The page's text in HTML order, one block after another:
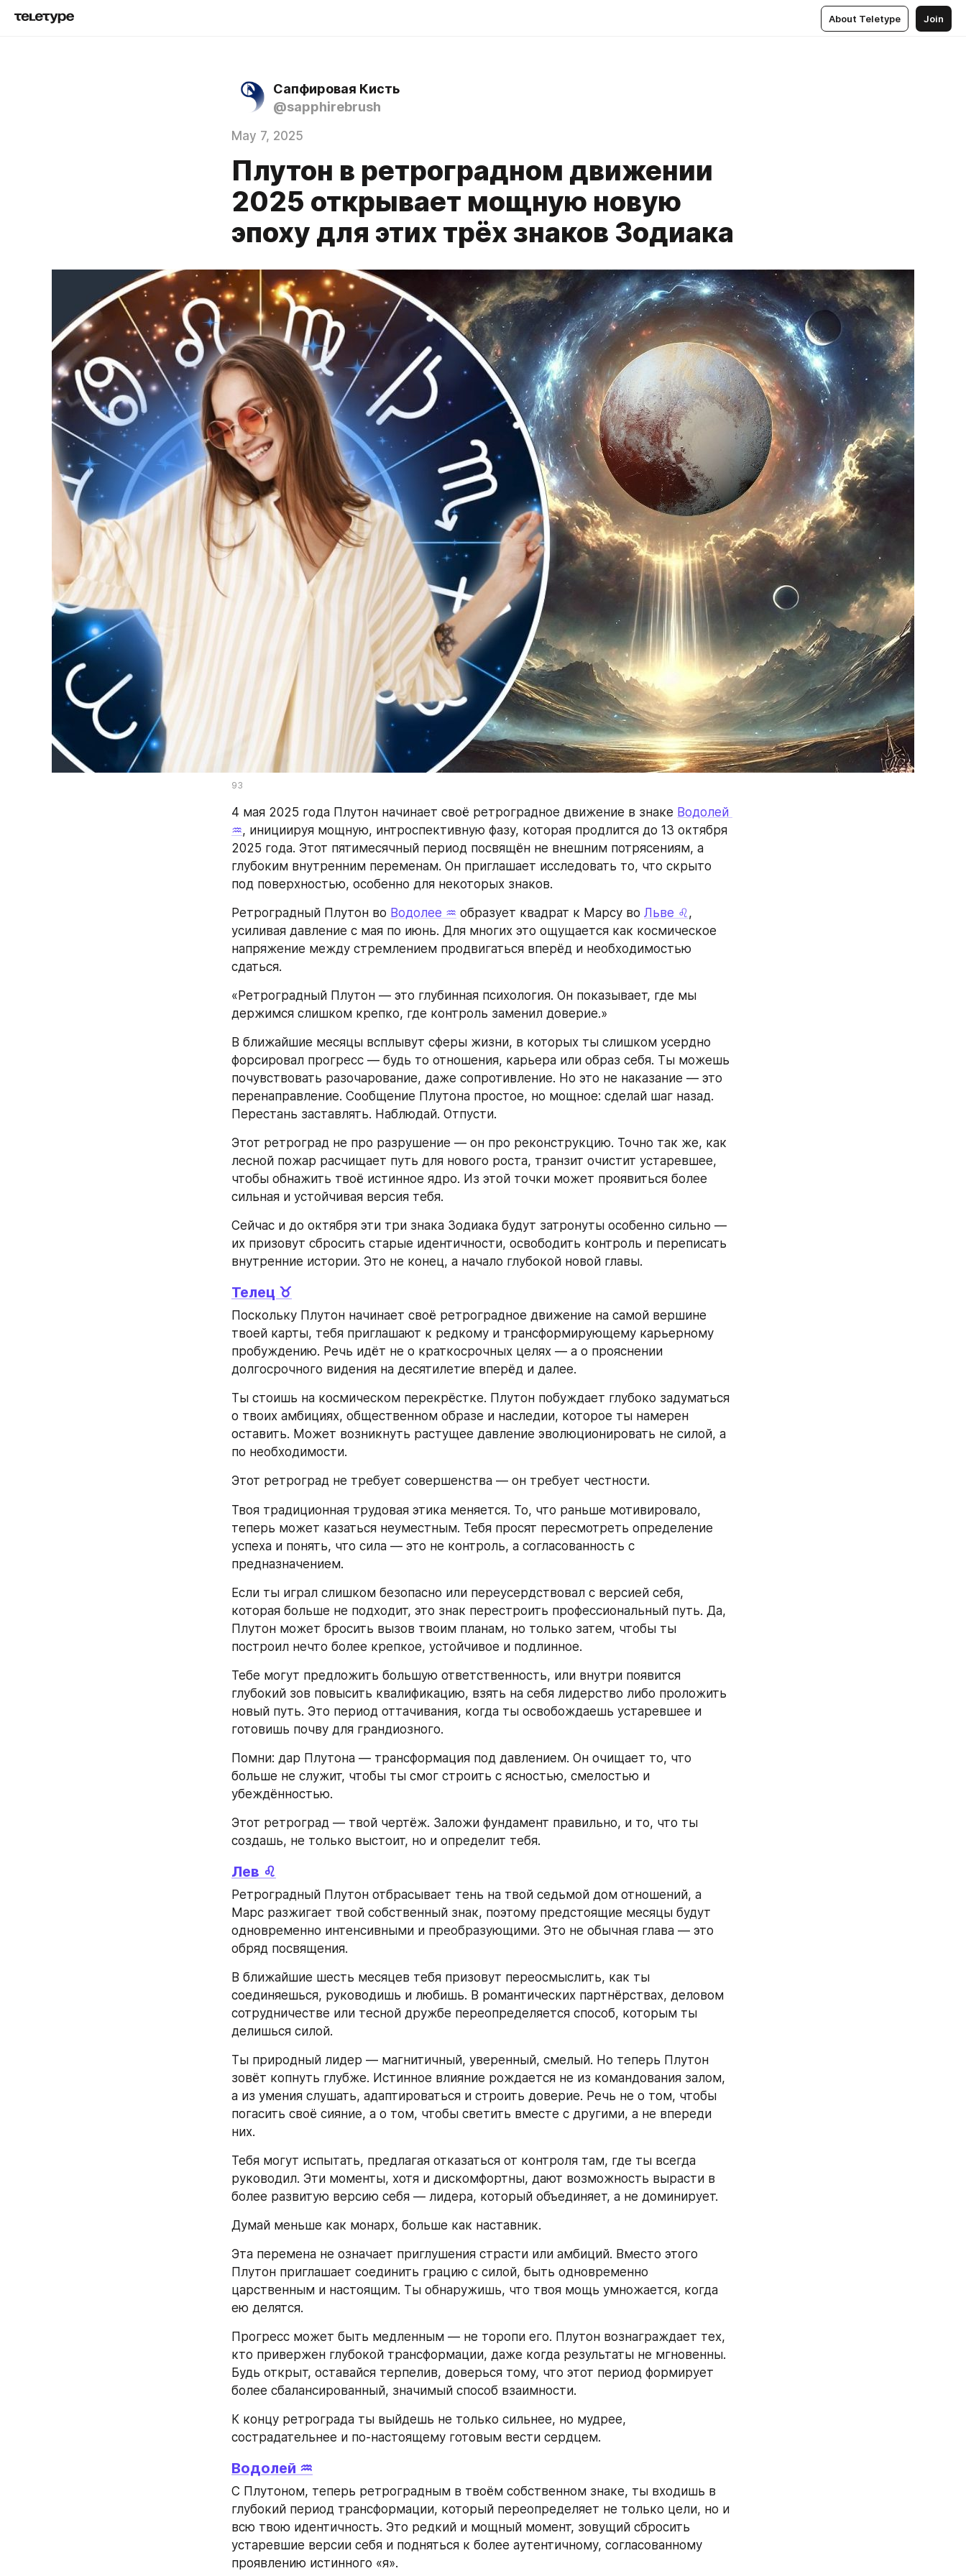
About Teletype Join
Сапфировая Кисть
@sapphirebrush
May 7, 2025
Плутон в ретроградном движении
2025 открывает мощную новую
эпоху для этих трёх знаков Зодиака
93
4 мая 2025 года Плутон начинает своё ретроградное движение в знаке Водолей
♒, инициируя мощную, интроспективную фазу, которая продлится до 13 октября
2025 года. Этот пятимесячный период посвящён не внешним потрясениям, а
глубоким внутренним переменам. Он приглашает исследовать то, что скрыто
под поверхностью, особенно для некоторых знаков.
Ретроградный Плутон во Водолее ♒ образует квадрат к Марсу во Льве ♌,
усиливая давление с мая по июнь. Для многих это ощущается как космическое
напряжение между стремлением продвигаться вперёд и необходимостью
сдаться.
«Ретроградный Плутон — это глубинная психология. Он показывает, где мы
держимся слишком крепко, где контроль заменил доверие.»
В ближайшие месяцы всплывут сферы жизни, в которых ты слишком усердно
форсировал прогресс — будь то отношения, карьера или образ себя. Ты можешь
почувствовать разочарование, даже сопротивление. Но это не наказание — это
перенаправление. Сообщение Плутона простое, но мощное: сделай шаг назад.
Перестань заставлять. Наблюдай. Отпусти.
Этот ретроград не про разрушение — он про реконструкцию. Точно так же, как
лесной пожар расчищает путь для нового роста, транзит очистит устаревшее,
чтобы обнажить твоё истинное ядро. Из этой точки может проявиться более
сильная и устойчивая версия тебя.
Сейчас и до октября эти три знака Зодиака будут затронуты особенно сильно —
их призовут сбросить старые идентичности, освободить контроль и переписать
внутренние истории. Это не конец, а начало глубокой новой главы.
Телец ♉
Поскольку Плутон начинает своё ретроградное движение на самой вершине
твоей карты, тебя приглашают к редкому и трансформирующему карьерному
пробуждению. Речь идёт не о краткосрочных целях — а о прояснении
долгосрочного видения на десятилетие вперёд и далее.
Ты стоишь на космическом перекрёстке. Плутон побуждает глубоко задуматься
о твоих амбициях, общественном образе и наследии, которое ты намерен
оставить. Может возникнуть растущее давление эволюционировать не силой, а
по необходимости.
Этот ретроград не требует совершенства — он требует честности.
Твоя традиционная трудовая этика меняется. То, что раньше мотивировало,
теперь может казаться неуместным. Тебя просят пересмотреть определение
успеха и понять, что сила — это не контроль, а согласованность с
предназначением.
Если ты играл слишком безопасно или переусердствовал с версией себя,
которая больше не подходит, это знак перестроить профессиональный путь. Да,
Плутон может бросить вызов твоим планам, но только затем, чтобы ты
построил нечто более крепкое, устойчивое и подлинное.
Тебе могут предложить большую ответственность, или внутри появится
глубокий зов повысить квалификацию, взять на себя лидерство либо проложить
новый путь. Это период оттачивания, когда ты освобождаешь устаревшее и
готовишь почву для грандиозного.
Помни: дар Плутона — трансформация под давлением. Он очищает то, что
больше не служит, чтобы ты смог строить с ясностью, смелостью и
убеждённостью.
Этот ретроград — твой чертёж. Заложи фундамент правильно, и то, что ты
создашь, не только выстоит, но и определит тебя.
Лев ♌
Ретроградный Плутон отбрасывает тень на твой седьмой дом отношений, а
Марс разжигает твой собственный знак, поэтому предстоящие месяцы будут
одновременно интенсивными и преобразующими. Это не обычная глава — это
обряд посвящения.
В ближайшие шесть месяцев тебя призовут переосмыслить, как ты
соединяешься, руководишь и любишь. В романтических партнёрствах, деловом
сотрудничестве или тесной дружбе переопределяется способ, которым ты
делишься силой.
Ты природный лидер — магнитичный, уверенный, смелый. Но теперь Плутон
зовёт копнуть глубже. Истинное влияние рождается не из командования залом,
а из умения слушать, адаптироваться и строить доверие. Речь не о том, чтобы
погасить своё сияние, а о том, чтобы светить вместе с другими, а не впереди
них.
Тебя могут испытать, предлагая отказаться от контроля там, где ты всегда
руководил. Эти моменты, хотя и дискомфортны, дают возможность вырасти в
более развитую версию себя — лидера, который объединяет, а не доминирует.
Думай меньше как монарх, больше как наставник.
Эта перемена не означает приглушения страсти или амбиций. Вместо этого
Плутон приглашает соединить грацию с силой, быть одновременно
царственным и настоящим. Ты обнаружишь, что твоя мощь умножается, когда
ею делятся.
Прогресс может быть медленным — не торопи его. Плутон вознаграждает тех,
кто привержен глубокой трансформации, даже когда результаты не мгновенны.
Будь открыт, оставайся терпелив, доверься тому, что этот период формирует
более сбалансированный, значимый способ взаимности.
К концу ретрограда ты выйдешь не только сильнее, но мудрее,
сострадательнее и по-настоящему готовым вести сердцем.
Водолей ♒
С Плутоном, теперь ретроградным в твоём собственном знаке, ты входишь в
глубокий период трансформации, который переопределяет не только цели, но и
всю твою идентичность. Это редкий и мощный момент, зовущий сбросить
устаревшие версии себя и подняться к более аутентичному, согласованному
проявлению истинного «я».